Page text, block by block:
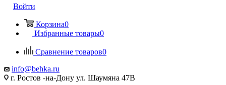
Войти
Корзина0
Избранные товары0
Сравнение товаров0
info@behka.ru
г. Ростов -на-Дону ул. Шаумяна 47В